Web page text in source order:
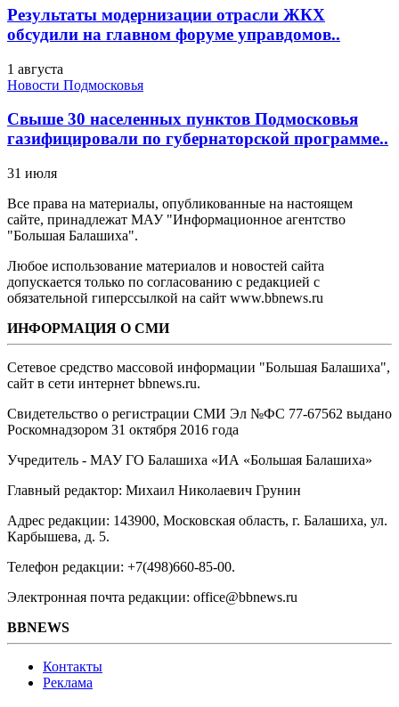
Результаты модернизации отрасли ЖКХ
обсудили на главном форуме управдомов..
1 августа
Новости Подмосковья
Свыше 30 населенных пунктов Подмосковья
газифицировали по губернаторской программе..
31 июля
Все права на материалы, опубликованные на настоящем
сайте, принадлежат МАУ "Информационное агентство
"Большая Балашиха".
Любое использование материалов и новостей сайта
допускается только по согласованию с редакцией с
обязательной гиперссылкой на сайт www.bbnews.ru
ИНФОРМАЦИЯ О СМИ
Сетевое средство массовой информации "Большая Балашиха",
сайт в сети интернет bbnews.ru.
Свидетельство о регистрации СМИ Эл №ФС ‎77-67562 выдано
Роскомнадзором 31 октября 2016 года
Учредитель - МАУ ГО Балашиха «ИА «Большая Балашиха»
Главный редактор: Михаил Николаевич Грунин
Адрес редакции: 143900, Московская область, г. Балашиха, ул.
Карбышева, д. 5.
Телефон редакции: +7(498)660-85-00.
Электронная почта редакции: office@bbnews.ru
BBNEWS
Контакты
Реклама